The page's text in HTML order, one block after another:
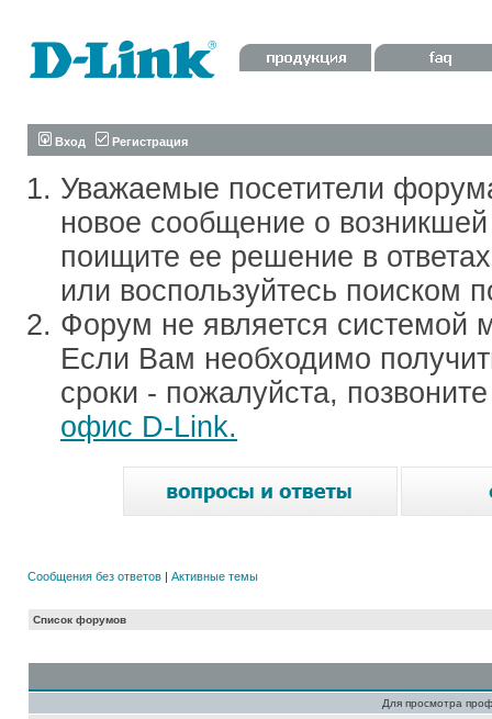
Вход Регистрация
Уважаемые посетители
новое сообщение о
поищите ее решение в
или воспользуйтесь поиском
Форум не является системой
Если Вам необходимо
сроки - пожалуйста,
офис D-Link.
Сообщения без ответов | Активные темы
Список форумов
Для просмотра